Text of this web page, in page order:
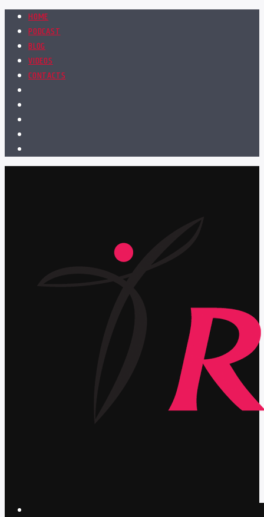
HOME
PODCAST
BLOG
VIDEOS
CONTACTS